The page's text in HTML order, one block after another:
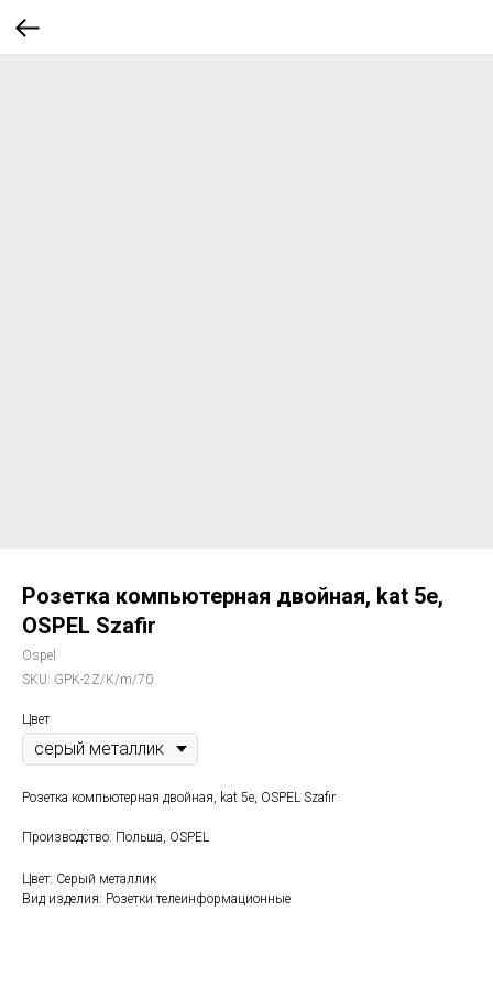
Розетка компьютерная двойная, kat 5e,
OSPEL Szafir
Ospel
SKU: GPK-2Z/K/m/70
Цвет
Розетка компьютерная двойная, kat 5e, OSPEL Szafir
Производство: Польша, OSPEL
Цвет: Серый металлик
Вид изделия: Розетки телеинформационные